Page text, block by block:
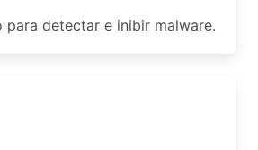
para detectar e inibir malware.